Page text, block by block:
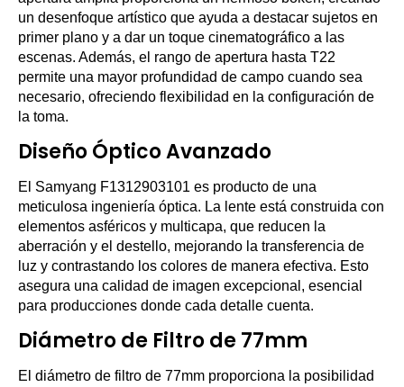
un desenfoque artístico que ayuda a destacar sujetos en
primer plano y a dar un toque cinematográfico a las
escenas. Además, el rango de apertura hasta T22
permite una mayor profundidad de campo cuando sea
necesario, ofreciendo flexibilidad en la configuración de
la toma.
Diseño Óptico Avanzado
El Samyang F1312903101 es producto de una
meticulosa ingeniería óptica. La lente está construida con
elementos asféricos y multicapa, que reducen la
aberración y el destello, mejorando la transferencia de
luz y contrastando los colores de manera efectiva. Esto
asegura una calidad de imagen excepcional, esencial
para producciones donde cada detalle cuenta.
Diámetro de Filtro de 77mm
El diámetro de filtro de 77mm proporciona la posibilidad